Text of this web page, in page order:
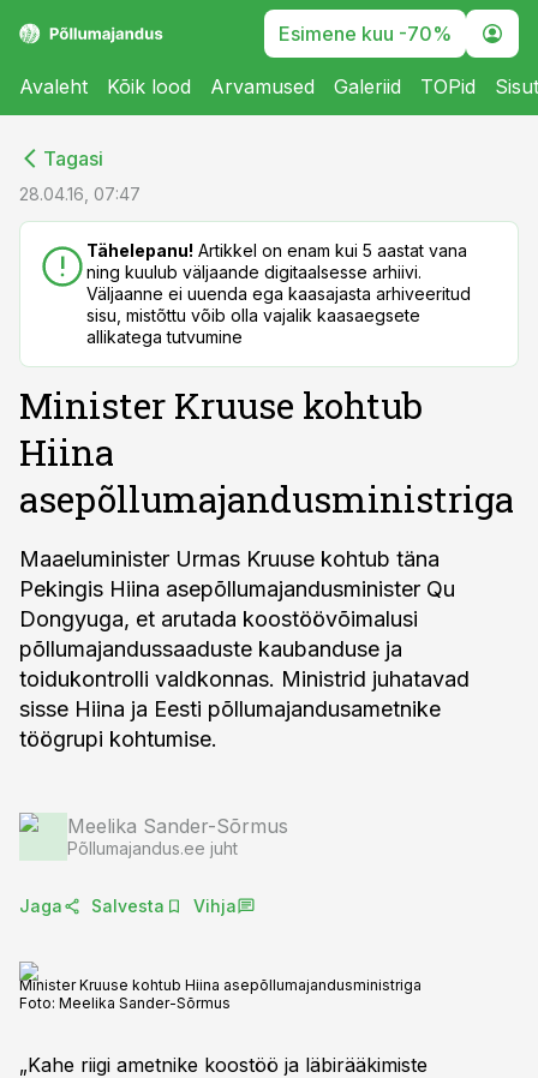
Esimene kuu -70%
Avaleht Kõik lood Arvamused Galeriid TOPid
Tagasi
28.04.16, 07:47
Tähelepanu! Artikkel on enam kui 5 aastat vana
ning kuulub väljaande digitaalsesse arhiivi.
Väljaanne ei uuenda ega kaasajasta arhiveeritud
sisu, mistõttu võib olla vajalik kaasaegsete
allikatega tutvumine
Minister Kruuse kohtub
Hiina
asepõllumajandusministriga
Maaeluminister Urmas Kruuse kohtub täna
Pekingis Hiina asepõllumajandusminister Qu
Dongyuga, et arutada koostöövõimalusi
põllumajandussaaduste kaubanduse ja
toidukontrolli valdkonnas. Ministrid juhatavad
sisse Hiina ja Eesti põllumajandusametnike
töögrupi kohtumise.
Meelika Sander-Sõrmus
Põllumajandus.ee juht
Jaga Salvesta Vihja
Minister Kruuse kohtub Hiina asepõllumajandusministriga
Foto: Meelika Sander-Sõrmus
„Kahe riigi ametnike koostöö ja läbirääkimiste